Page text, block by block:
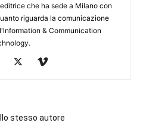
che ha sede a Milano con
riguarda la comunicazione
& Communication
stesso autore